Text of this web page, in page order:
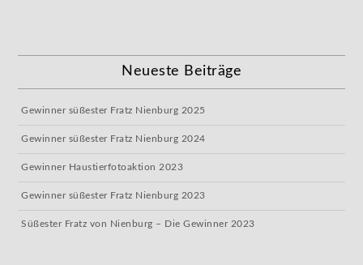
Neueste Beiträge
Gewinner süßester Fratz Nienburg 2025
Gewinner süßester Fratz Nienburg 2024
Gewinner Haustierfotoaktion 2023
Gewinner süßester Fratz Nienburg 2023
Süßester Fratz von Nienburg – Die Gewinner 2023